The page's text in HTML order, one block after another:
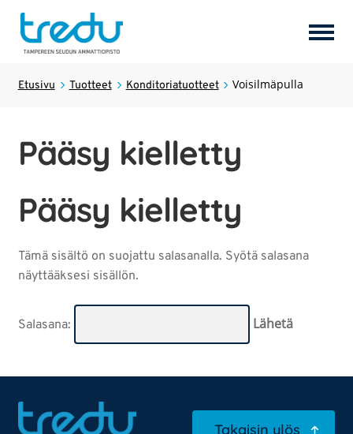
Tuotteet
Hostel Tredun Helmi
Koulutukset
Opiskelijayritykset
Tredun opiskelijat
Etusivu Tuotteet Konditoriatuotteet Voisilmäpulla
Pääsy kielletty
Pääsy kielletty
Tämä sisältö on suojattu salasanalla. Syötä salasana
näyttääksesi sisällön.
Salasana:
Takaisin ylös